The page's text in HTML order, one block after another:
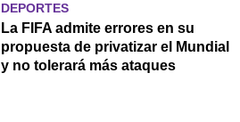
DEPORTES
La FIFA admite errores en su
propuesta de privatizar el Mundial
y no tolerará más ataques